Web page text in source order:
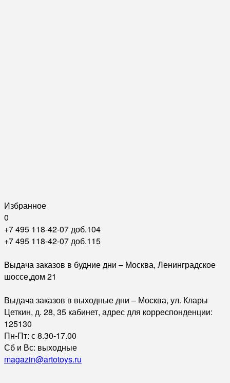
Избранное
0
+7 495 118-42-07 доб.104
+7 495 118-42-07 доб.115
Выдача заказов в будние дни – Москва, Ленинградское
шоссе,дом 21
Выдача заказов в выходные дни – Москва, ул. Клары
Цеткин, д. 28, 35 кабинет, адрес для корреспонденции:
125130
Пн-Пт: с 8.30-17.00
Сб и Вс: выходные
magazin@artotoys.ru